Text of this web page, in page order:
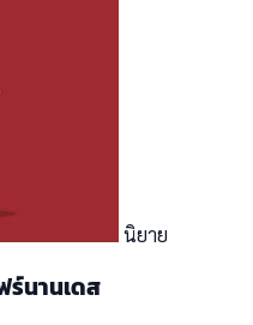
นิยาย
ร์นานเดส